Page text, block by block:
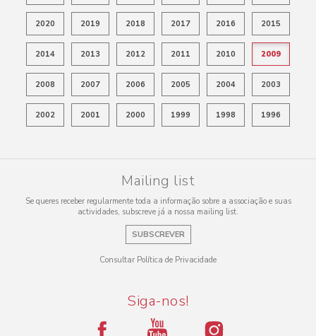
2020 2019 2018 2017 2016 2015
2014 2013 2012 2011 2010 2009
2008 2007 2006 2005 2004 2003
2002 2001 2000 1999 1998 1996
Mailing list
Se queres receber regularmente toda a informação sobre a associação e suas
actividades, subscreve já a nossa mailing list.
SUBSCREVER
Consultar Política de Privacidade
Siga-nos!